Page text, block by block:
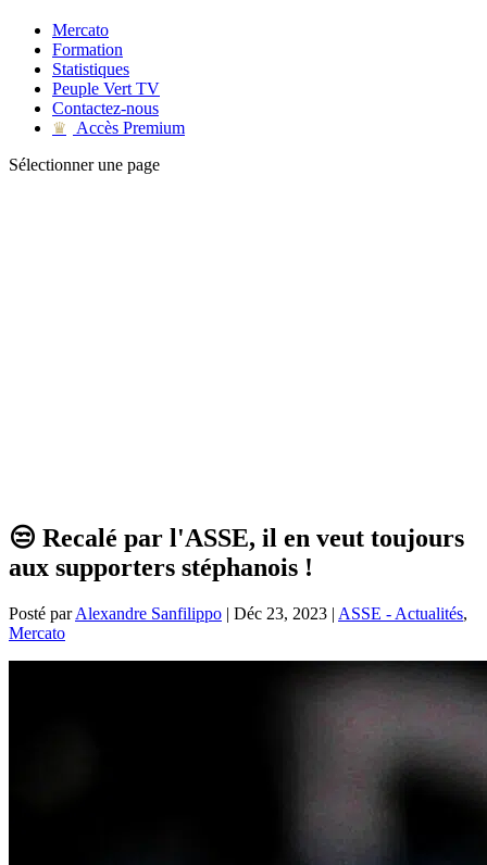
Mercato
Formation
Statistiques
Peuple Vert TV
Contactez-nous
♛
Accès Premium
Sélectionner une page
😒 Recalé par l'ASSE, il en veut toujours
aux supporters stéphanois !
Posté parAlexandre Sanfilippo | Déc 23, 2023 | ASSE - Actualités,
Mercato